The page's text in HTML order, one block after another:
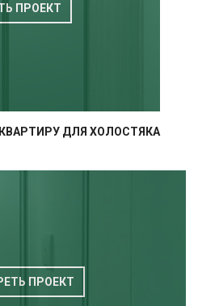
ПРОЕКТ
ДЛЯ ХОЛОСТЯКА
ПРОЕКТ